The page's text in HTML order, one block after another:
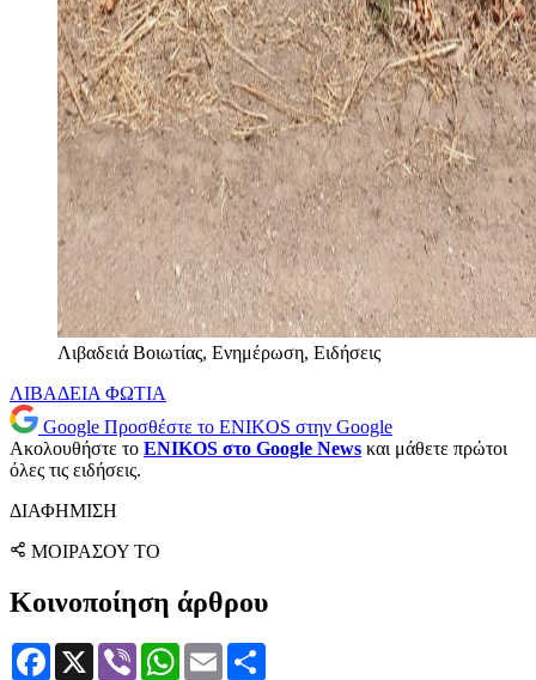
Λιβαδειά Βοιωτίας, Ενημέρωση, Ειδήσεις
ΛΙΒΑΔΕΙΑ ΦΩΤΙΑ
Google Προσθέστε το ENIKOS στην Google
Ακολουθήστε το ENIKOS στο Google News και μάθετε πρώτοι
όλες τις ειδήσεις.
ΔΙΑΦΗΜΙΣΗ
ΜΟΙΡΑΣΟΥ ΤΟ
Κοινοποίηση άρθρου
Facebook
X Viber WhatsApp
Email